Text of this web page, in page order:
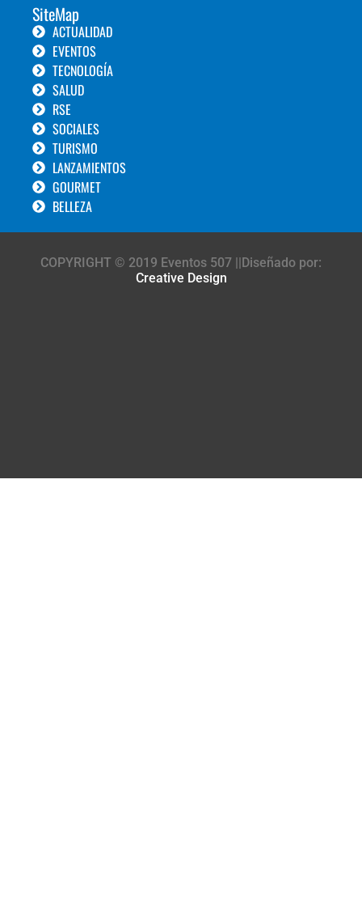
SiteMap
ACTUALIDAD
EVENTOS
TECNOLOGÍA
SALUD
RSE
SOCIALES
TURISMO
LANZAMIENTOS
GOURMET
BELLEZA
COPYRIGHT © 2019 Eventos 507 ||Diseñado por:
Creative Design